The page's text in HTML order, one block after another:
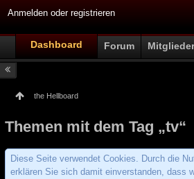
Anmelden oder registrieren
Dashboard Forum
the Hellboard
Themen mit dem Tag „tv“
Diese Seite verwendet Cookies. Durch die
erklären Sie sich damit einverstanden, dass